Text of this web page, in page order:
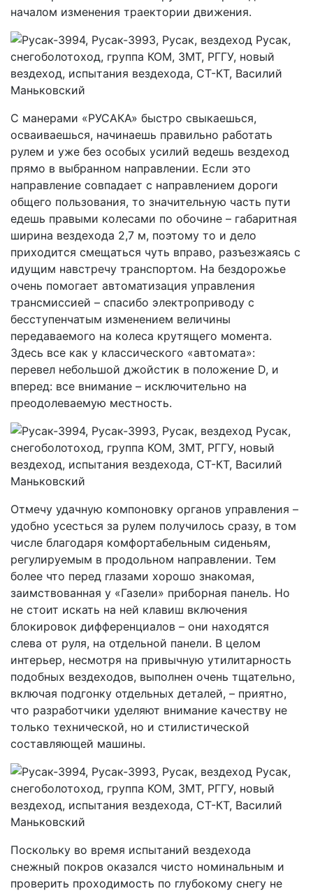
началом изменения траектории движения.
С манерами «РУСАКА» быстро свыкаешься,
осваиваешься, начинаешь правильно работать
рулем и уже без особых усилий ведешь вездеход
прямо в выбранном направлении. Если это
направление совпадает с направлением дороги
общего пользования, то значительную часть пути
едешь правыми колесами по обочине – габаритная
ширина вездехода 2,7 м, поэтому то и дело
приходится смещаться чуть вправо, разъезжаясь с
идущим навстречу транспортом. На бездорожье
очень помогает автоматизация управления
трансмиссией – спасибо электроприводу с
бесступенчатым изменением величины
передаваемого на колеса крутящего момента.
Здесь все как у классического «автомата»:
перевел небольшой джойстик в положение D, и
вперед: все внимание – исключительно на
преодолеваемую местность.
Отмечу удачную компоновку органов управления –
удобно усесться за рулем получилось сразу, в том
числе благодаря комфортабельным сиденьям,
регулируемым в продольном направлении. Тем
более что перед глазами хорошо знакомая,
заимствованная у «Газели» приборная панель. Но
не стоит искать на ней клавиш включения
блокировок дифференциалов – они находятся
слева от руля, на отдельной панели. В целом
интерьер, несмотря на привычную утилитарность
подобных вездеходов, выполнен очень тщательно,
включая подгонку отдельных деталей, – приятно,
что разработчики уделяют внимание качеству не
только технической, но и стилистической
составляющей машины.
Поскольку во время испытаний вездехода
снежный покров оказался чисто номинальным и
проверить проходимость по глубокому снегу не